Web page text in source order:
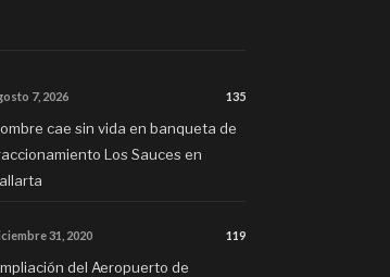
7, 2026 135
cae sin vida en banqueta de
Los Sauces en
31, 2020 119
del Aeropuerto de